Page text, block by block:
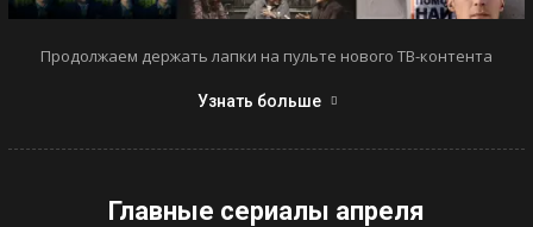
Продолжаем держать лапки на пульте нового ТВ-контента
Узнать больше
Главные сериалы апреля